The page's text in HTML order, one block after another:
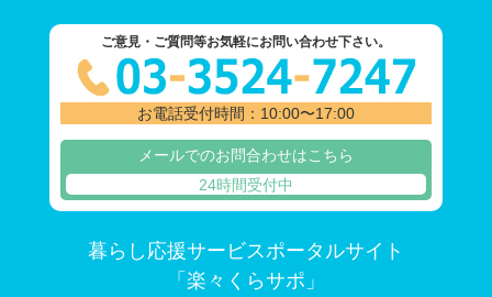
ご意見・ご質問等お気軽にお問い合わせ下さい。
お電話受付時間：10:00〜17:00
メールでのお問合わせはこちら
24時間受付中
暮らし応援サービスポータルサイト
「楽々くらサポ」